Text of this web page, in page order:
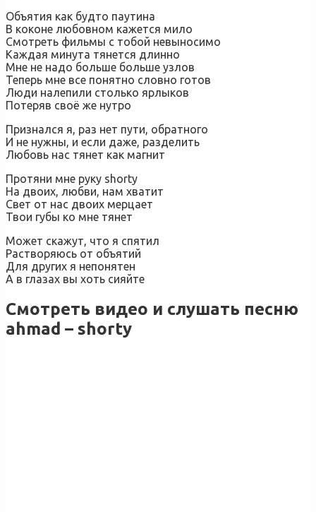
Объятия как будто паутина
В коконе любовном кажется мило
Смотреть фильмы с тобой невыносимо
Каждая минута тянется длинно
Мне не надо больше больше узлов
Теперь мне все понятно словно готов
Люди налепили столько ярлыков
Потеряв своё же нутро
Признался я, раз нет пути, обратного
И не нужны, и если даже, разделить
Любовь нас тянет как магнит
Протяни мне руку shorty
На двоих, любви, нам хватит
Свет от нас двоих мерцает
Твои губы ко мне тянет
Может скажут, что я спятил
Растворяюсь от объятий
Для других я непонятен
А в глазах вы хоть сияйте
Смотреть видео и слушать песню
ahmad – shorty